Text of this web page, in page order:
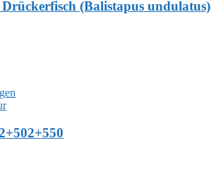
Drückerfisch (Balistapus undulatus)